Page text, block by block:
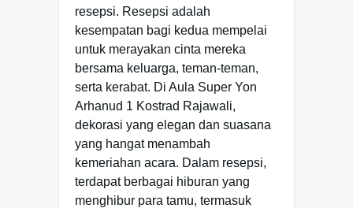
resepsi. Resepsi adalah
kesempatan bagi kedua mempelai
untuk merayakan cinta mereka
bersama keluarga, teman-teman,
serta kerabat. Di Aula Super Yon
Arhanud 1 Kostrad Rajawali,
dekorasi yang elegan dan suasana
yang hangat menambah
kemeriahan acara. Dalam resepsi,
terdapat berbagai hiburan yang
menghibur para tamu, termasuk